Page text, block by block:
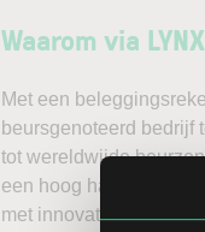
Waarom via
Met een
beursgenoteerd bedrijf
tot wereldwijde
een hoog
met innovatieve